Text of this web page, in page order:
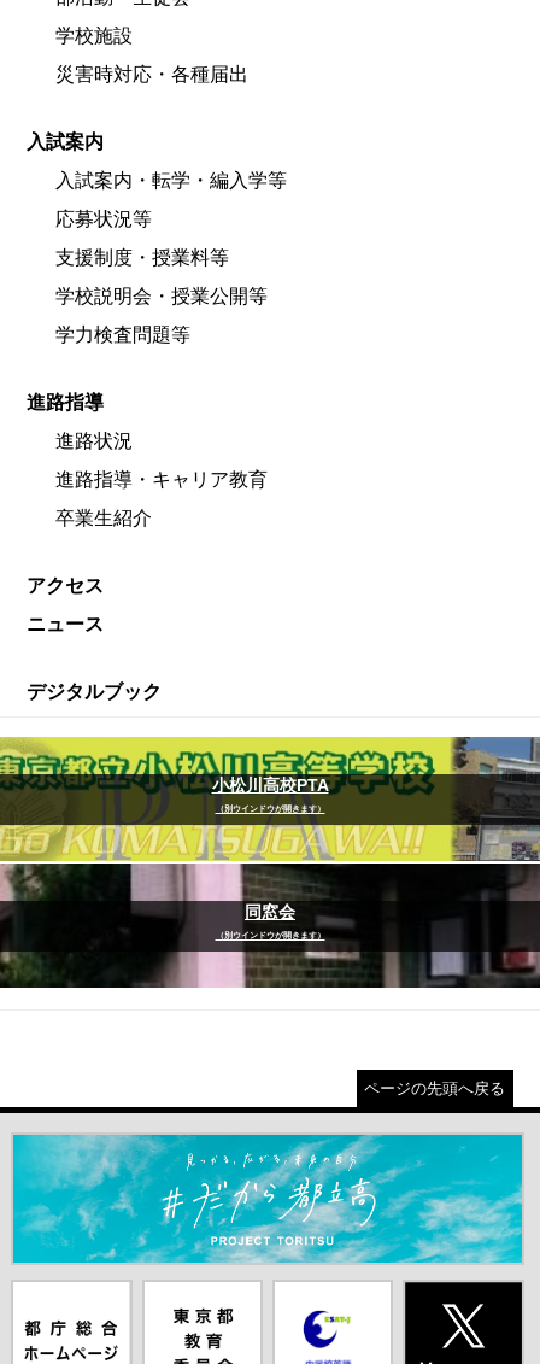
学校施設
災害時対応・各種届出
入試案内
入試案内・転学・編入学等
応募状況等
支援制度・授業料等
学校説明会・授業公開等
学力検査問題等
進路指導
進路状況
進路指導・キャリア教育
卒業生紹介
アクセス
ニュース
デジタルブック
小松川高校PTA
（別ウインドウが開きます）
同窓会
（別ウインドウが開きます）
ページの先頭へ戻る
＃だから都立高（別ウインドウが開きます）
ムページ（別
ウインドウが
員会（別ウイ
ンドウが開き
ピーキングテ
スト（別ウイ
（別ウインド
ウが開きま